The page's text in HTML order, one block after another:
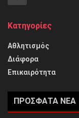
Κατηγορίες
Αθλητισμός
Διάφορα
Επικαιρότητα
ΠΡΌΣΦΑΤΑ ΝΈΑ